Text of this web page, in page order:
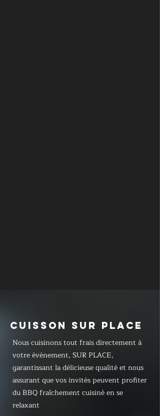
CUISSON SUR PLACE
Nous cuisinons tout frais directement à
votre événement, SUR PLACE,
garantissant la délicieuse qualité et nous
assurant que vos invités peuvent profiter
du BBQ fraîchement cuisiné en se
relaxant